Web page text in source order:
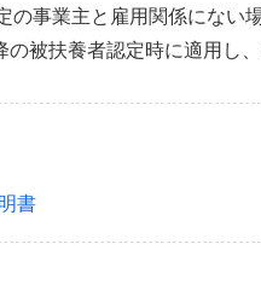
事業主と雇用関係にない
被扶養者認定時に適用し
書